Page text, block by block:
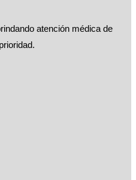
atención médica de